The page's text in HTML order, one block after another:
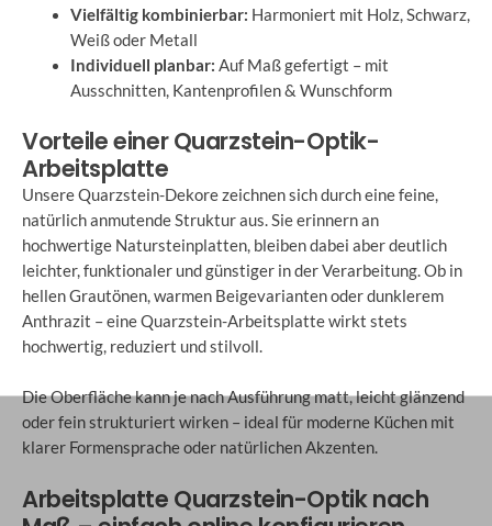
Vielfältig kombinierbar: Harmoniert mit Holz, Schwarz,
Weiß oder Metall
Individuell planbar: Auf Maß gefertigt – mit
Ausschnitten, Kantenprofilen & Wunschform
Vorteile einer Quarzstein-Optik-
Arbeitsplatte
Unsere Quarzstein-Dekore zeichnen sich durch eine feine,
natürlich anmutende Struktur aus. Sie erinnern an
hochwertige Natursteinplatten, bleiben dabei aber deutlich
leichter, funktionaler und günstiger in der Verarbeitung. Ob in
hellen Grautönen, warmen Beigevarianten oder dunklerem
Anthrazit – eine Quarzstein-Arbeitsplatte wirkt stets
hochwertig, reduziert und stilvoll.
Die Oberfläche kann je nach Ausführung matt, leicht glänzend
oder fein strukturiert wirken – ideal für moderne Küchen mit
klarer Formensprache oder natürlichen Akzenten.
Arbeitsplatte Quarzstein-Optik nach